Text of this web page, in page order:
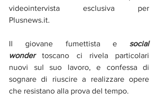
videointervista esclusiva per
Plusnews.it.
Il giovane fumettista e social
wonder toscano ci rivela particolari
nuovi sul suo lavoro, e confessa di
sognare di riuscire a realizzare opere
che resistano alla prova del tempo.